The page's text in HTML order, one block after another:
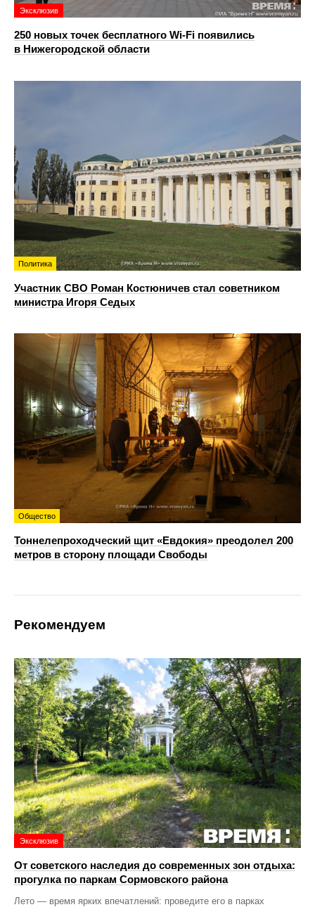
Эксклюзив
250 новых точек бесплатного Wi-Fi появились
в Нижегородской области
Политика
Участник СВО Роман Костюничев стал советником
министра Игоря Седых
Общество
Тоннелепроходческий щит «Евдокия» преодолел 200
метров в сторону площади Свободы
Рекомендуем
Эксклюзив
От советского наследия до современных зон отдыха:
прогулка по паркам Сормовского района
Лето — время ярких впечатлений: проведите его в парках